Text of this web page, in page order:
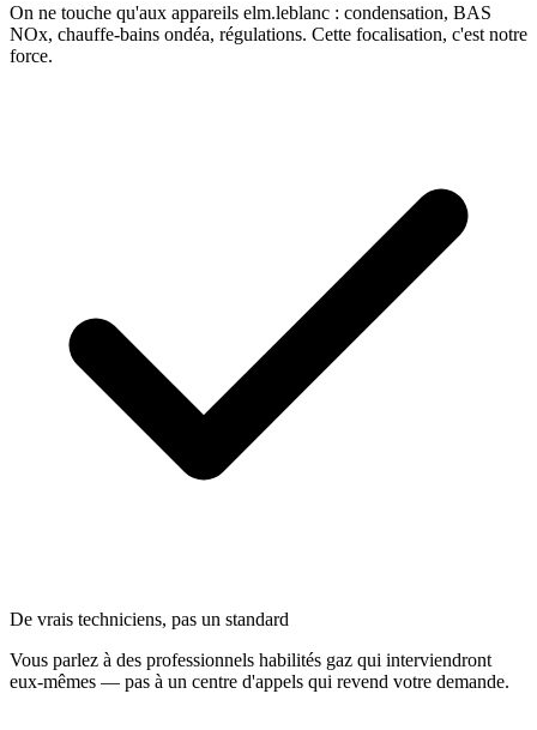
On ne touche qu'aux appareils elm.leblanc : condensation, BAS
NOx, chauffe-bains ondéa, régulations. Cette focalisation, c'est notre
force.
De vrais techniciens, pas un standard
Vous parlez à des professionnels habilités gaz qui interviendront
eux-mêmes — pas à un centre d'appels qui revend votre demande.